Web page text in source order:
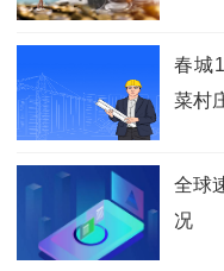
春城
菜村
全球
况